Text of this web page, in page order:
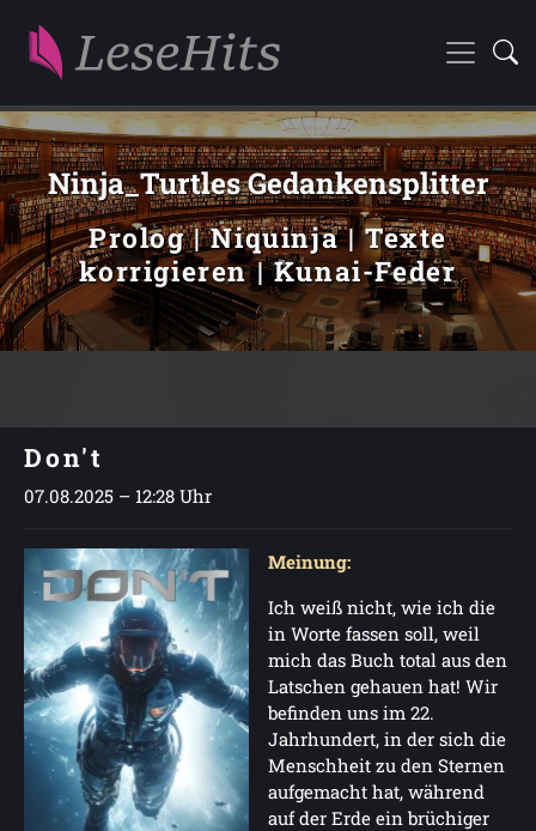
Ninja_Turtles Gedankensplitter
Prolog | Niquinja | Texte
korrigieren | Kunai-Feder
Don't
07.08.2025 – 12:28 Uhr
Meinung:
Ich weiß nicht, wie ich die
in Worte fassen soll, weil
mich das Buch total aus den
Latschen gehauen hat! Wir
befinden uns im 22.
Jahrhundert, in der sich die
Menschheit zu den Sternen
aufgemacht hat, während
auf der Erde ein brüchiger